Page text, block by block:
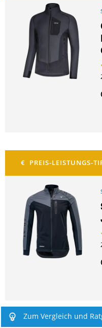
Zum Vergleich und